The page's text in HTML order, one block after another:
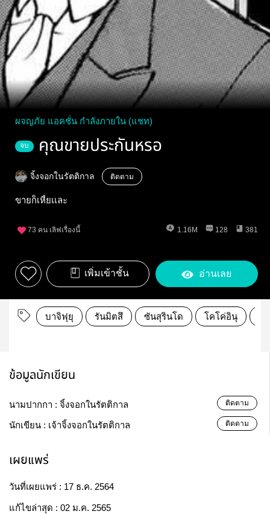
ผจญภัย แอคชั่น กำลังภายใน (แชท)
จบ คุณขายประกันหรอ
จิ้งจอกในรัตติกาล ติดตาม
ขายก็เหี้ยเเละ
73 คน เลิฟเรื่องนี้ 1.16M 128 381
เพิ่มเข้าชั้น อ่านเลย
บาจิฟุยุ รันมิตสึ ซันสุรินโด โคโค่อินุ
ข้อมูลนักเขียน
นามปากกา : จิ้งจอกในรัตติกาล ติดตาม
นักเขียน : เจ้าจิ้งจอกในรัตติกาล ติดตาม
เผยแพร่
วันที่เผยแพร่ : 17 ธ.ค. 2564
แก้ไขล่าสุด : 02 ม.ค. 2565